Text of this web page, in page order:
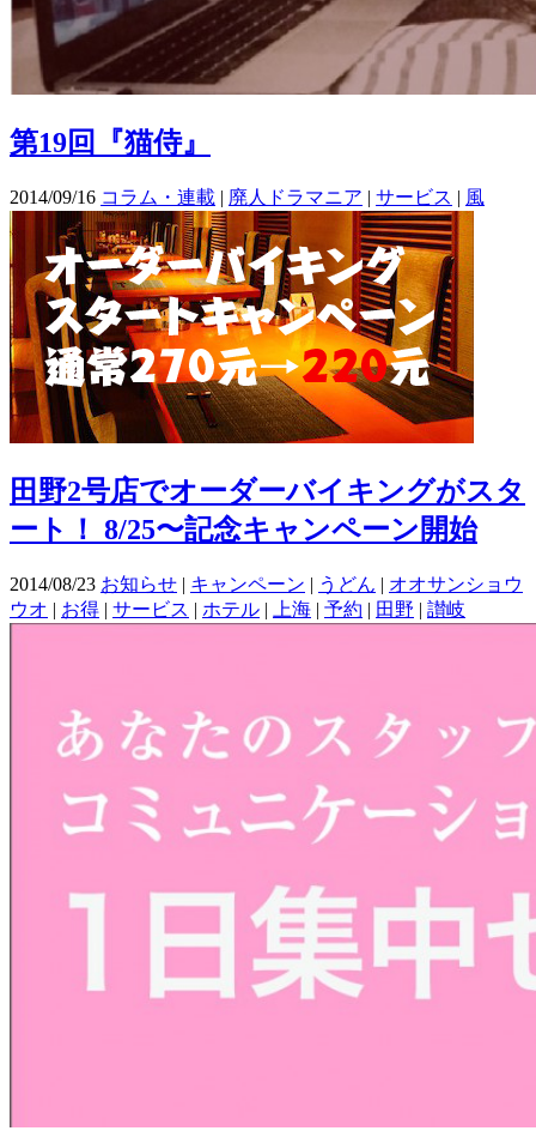
第19回『猫侍』
2014/09/16 コラム・連載 | 廃人ドラマニア | サービス | 風
田野2号店でオーダーバイキングがスタ
ート！ 8/25〜記念キャンペーン開始
2014/08/23 お知らせ | キャンペーン | うどん | オオサンショウ
ウオ | お得 | サービス | ホテル | 上海 | 予約 | 田野 | 讃岐